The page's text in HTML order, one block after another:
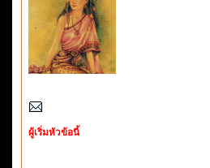
ผู้เริ่มหัวข้อนี้